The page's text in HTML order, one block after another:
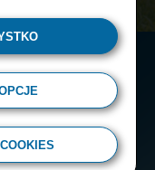
Kontakt